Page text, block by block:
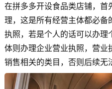
在拼多多开设食品类店铺，首
理，这是所有经营主体都必备
执照，若是个人的话可以办理
体则办理企业营业执照，营业
销售相关的类目，否则后续无